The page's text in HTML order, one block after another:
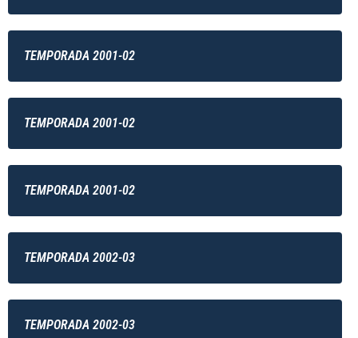
TEMPORADA 2001-02
TEMPORADA 2001-02
TEMPORADA 2001-02
TEMPORADA 2002-03
TEMPORADA 2002-03